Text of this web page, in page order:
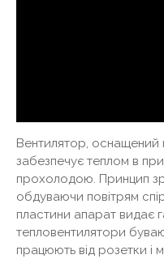
Вентилятор, оснащений
забезпечує теплом в
прохолодою. Принцип
обдуваючи повітрям
пластини апарат видає
тепловентилятори
працюють від розетки і